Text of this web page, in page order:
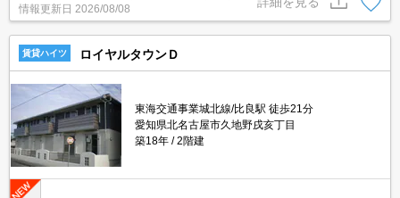
情報更新日 2026/08/08
賃貸ハイツ ロイヤルタウンＤ
東海交通事業城北線/比良駅 徒歩21分
愛知県北名古屋市久地野戌亥丁目
築18年
2階建